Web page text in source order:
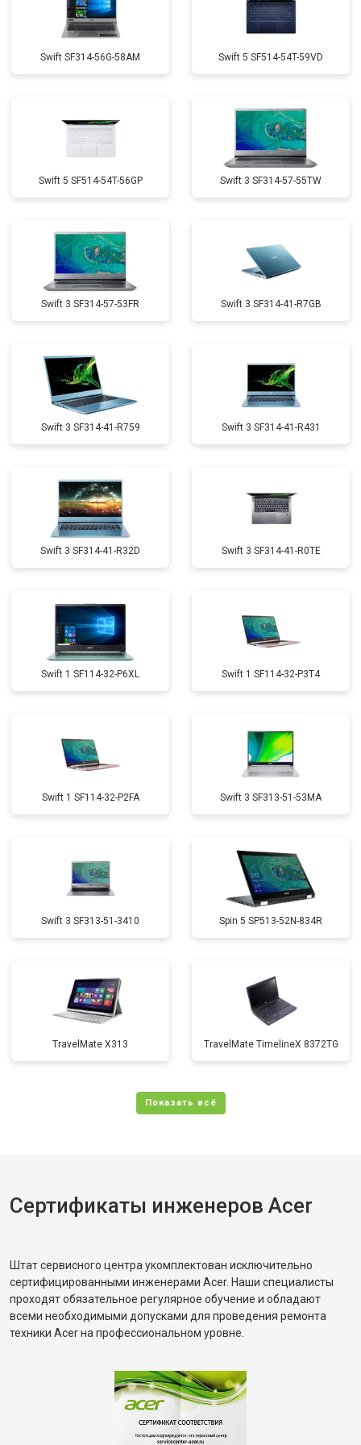
Swift SF314-56G-58AM Swift 5 SF514-54T-59VD
Swift 5 SF514-54T-56GP Swift 3 SF314-57-55TW
Swift 3 SF314-57-53FR Swift 3 SF314-41-R7GB
Swift 3 SF314-41-R759 Swift 3 SF314-41-R431
Swift 3 SF314-41-R32D Swift 3 SF314-41-R0TE
Swift 1 SF114-32-P6XL Swift 1 SF114-32-P3T4
Swift 1 SF114-32-P2FA Swift 3 SF313-51-53MA
Swift 3 SF313-51-3410 Spin 5 SP513-52N-834R
TravelMate X313 TravelMate TimelineX 8372TG
Сертификаты инженеров Acer
Штат сервисного центра укомплектован исключительно
сертифицированными инженерами Acer. Наши специалисты
проходят обязательное регулярное обучение и обладают
всеми необходимыми допусками для проведения ремонта
техники Acer на профессиональном уровне.